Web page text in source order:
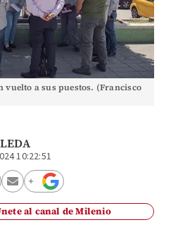
vuelto a sus puestos. (Francisco
10:22:51
al canal de Milenio